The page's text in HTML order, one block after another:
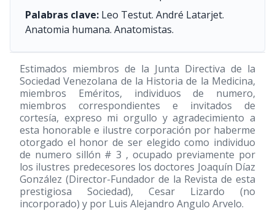
Palabras clave: Leo Testut. André Latarjet.
Anatomia humana. Anatomistas.
Estimados miembros de la Junta Directiva de la
Sociedad Venezolana de la Historia de la Medicina,
miembros Eméritos, individuos de numero,
miembros correspondientes e invitados de
cortesía, expreso mi orgullo y agradecimiento a
esta honorable e ilustre corporación por haberme
otorgado el honor de ser elegido como individuo
de numero sillón # 3 , ocupado previamente por
los ilustres predecesores los doctores Joaquín Díaz
González (Director-Fundador de la Revista de esta
prestigiosa Sociedad), Cesar Lizardo (no
incorporado) y por Luis Alejandro Angulo Arvelo.